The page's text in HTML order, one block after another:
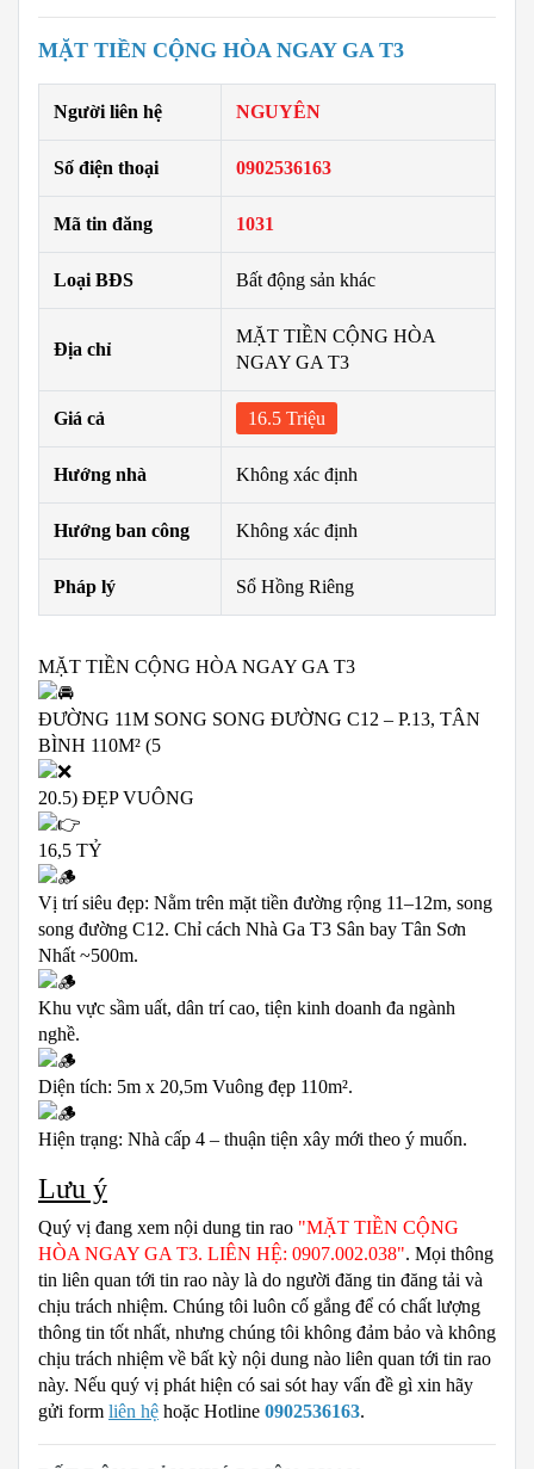
MẶT TIỀN CỘNG HÒA NGAY GA T3
Người liên hệ NGUYÊN
Số điện thoại 0902536163
Mã tin đăng 1031
Loại BĐS Bất động sản khác
Địa chỉ
MẶT TIỀN CỘNG HÒA
NGAY GA T3
Giá cả 16.5 Triệu
Hướng nhà Không xác định
Hướng ban công Không xác định
Pháp lý Sổ Hồng Riêng
MẶT TIỀN CỘNG HÒA NGAY GA T3
ĐƯỜNG 11M SONG SONG ĐƯỜNG C12 – P.13, TÂN
BÌNH 110M² (5
20.5) ĐẸP VUÔNG
16,5 TỶ
Vị trí siêu đẹp: Nằm trên mặt tiền đường rộng 11–12m, song
song đường C12. Chỉ cách Nhà Ga T3 Sân bay Tân Sơn
Nhất ~500m.
Khu vực sầm uất, dân trí cao, tiện kinh doanh đa ngành
nghề.
Diện tích: 5m x 20,5m Vuông đẹp 110m².
Hiện trạng: Nhà cấp 4 – thuận tiện xây mới theo ý muốn.
Lưu ý
Quý vị đang xem nội dung tin rao "MẶT TIỀN CỘNG
HÒA NGAY GA T3. LIÊN HỆ: 0907.002.038". Mọi thông
tin liên quan tới tin rao này là do người đăng tin đăng tải và
chịu trách nhiệm. Chúng tôi luôn cố gắng để có chất lượng
thông tin tốt nhất, nhưng chúng tôi không đảm bảo và không
chịu trách nhiệm về bất kỳ nội dung nào liên quan tới tin rao
này. Nếu quý vị phát hiện có sai sót hay vấn đề gì xin hãy
gửi form liên hệ hoặc Hotline 0902536163.